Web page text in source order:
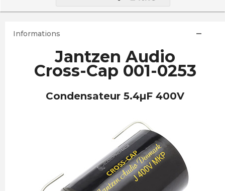
Informations
Jantzen Audio
Cross-Cap 001-0253
Condensateur 5.4µF 400V